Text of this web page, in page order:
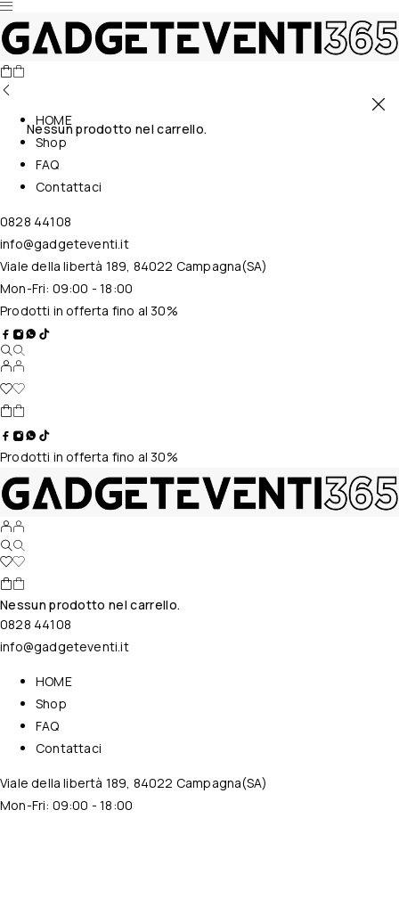
Nessun prodotto nel carrello.
HOME
Shop
FAQ
Contattaci
0828 44108
info@gadgeteventi.it
Viale della libertà 189, 84022 Campagna(SA)
Mon-Fri: 09:00 - 18:00
Prodotti in offerta fino al 30%
Prodotti in offerta fino al 30%
Nessun prodotto nel carrello.
0828 44108
info@gadgeteventi.it
HOME
Shop
FAQ
Contattaci
Viale della libertà 189, 84022 Campagna(SA)
Mon-Fri: 09:00 - 18:00